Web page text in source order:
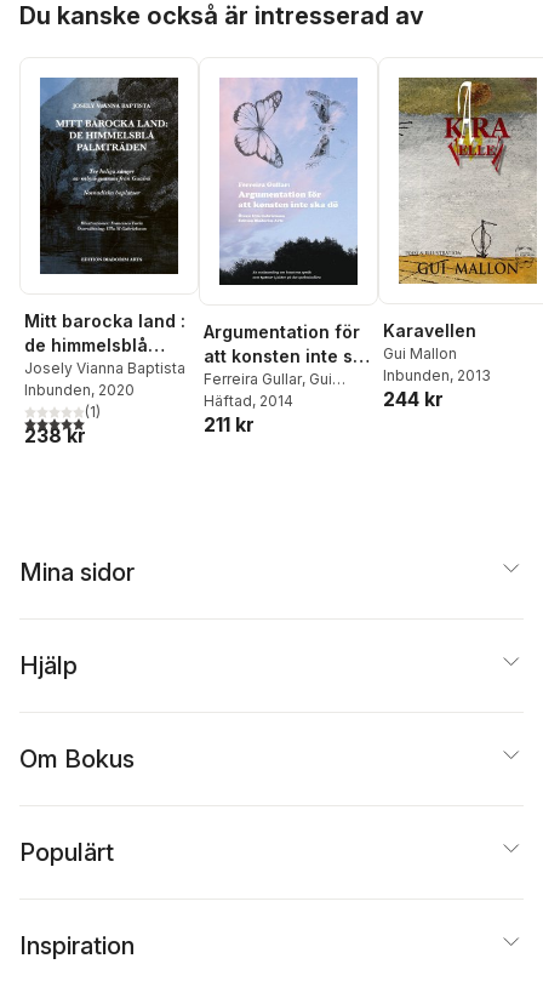
Du kanske också är intresserad av
Mitt barocka land :
de himmelsblå
palmträden
Josely Vianna Baptista
Inbunden, 2020
5,0utav 5 stjärnor. Totalt antal röster:
(1)
238 kr
Argumentation för
att konsten inte ska
dö
Ferreira Gullar, Gui
Mallon
Häftad, 2014
211 kr
Karavellen
Gui Mallon
Inbunden, 2013
244 kr
Mina sidor
Hjälp
Om Bokus
Populärt
Inspiration